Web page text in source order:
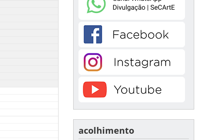
acolhimento